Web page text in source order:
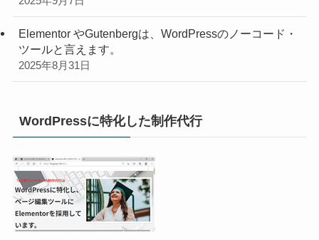
Elementor やGutenbergは、WordPressのノーコード・
ツールと言えます。
2025年8月31日
WordPressに特化した制作代行